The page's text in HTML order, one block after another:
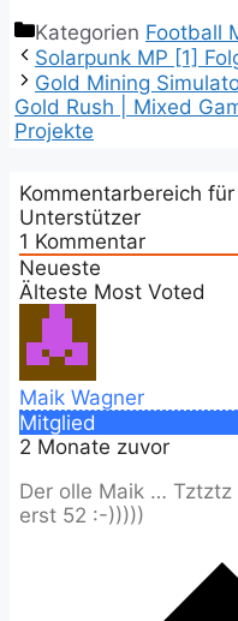
Kategorien Football
Solarpunk MP [1]
Gold Mining
Gold Rush | Mixed
Projekte
Kommentarbereich für
Unterstützer
1 Kommentar
Neueste
Älteste Most Voted
Maik Wagner
Mitglied
2 Monate zuvor
Der olle Maik …
erst 52 :-)))))